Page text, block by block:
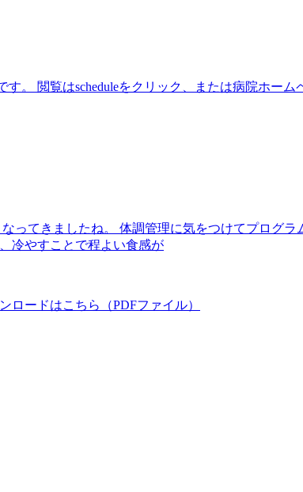
す。 閲覧はscheduleをクリック、または病院ホー
ってきましたね。 体調管理に気をつけてプログ
冷やすことで程よい食感が